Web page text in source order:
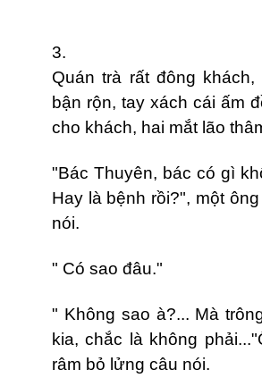
3.
Quán trà rất đông khách,
bận rộn, tay xách cái ấm
cho khách, hai mắt lão
"Bác Thuyên, bác có gì
Hay là bệnh rồi?", một
nói.
" Có sao đâu."
" Không sao à?... Mà
kia, chắc là không
râm bỏ lửng câu nói.